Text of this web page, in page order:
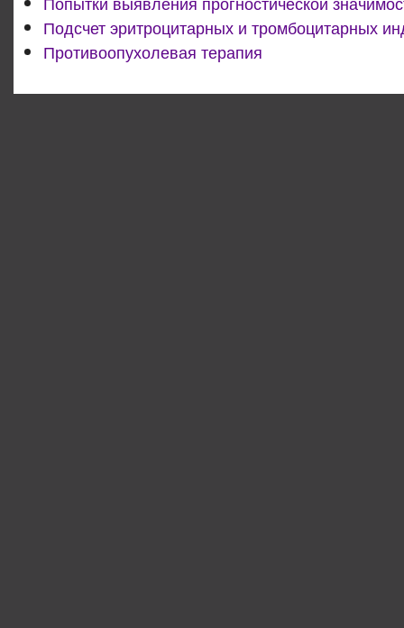
Подсчет эритроцитарных и тромбоцитарных
Противоопухолевая терапия